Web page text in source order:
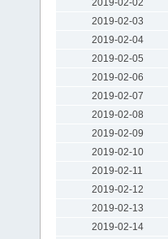
2019-02-02
2019-02-03
2019-02-04
2019-02-05
2019-02-06
2019-02-07
2019-02-08
2019-02-09
2019-02-10
2019-02-11
2019-02-12
2019-02-13
2019-02-14